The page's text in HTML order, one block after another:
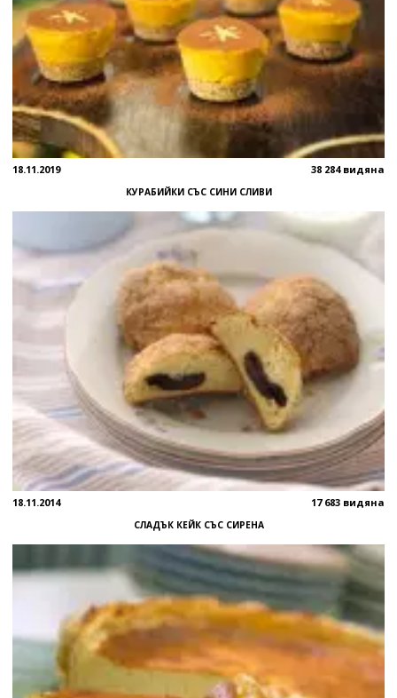
18.11.2019 38 284 видяна
КУРАБИЙКИ СЪС СИНИ СЛИВИ
18.11.2014 17 683 видяна
СЛАДЪК КЕЙК СЪС СИРЕНА